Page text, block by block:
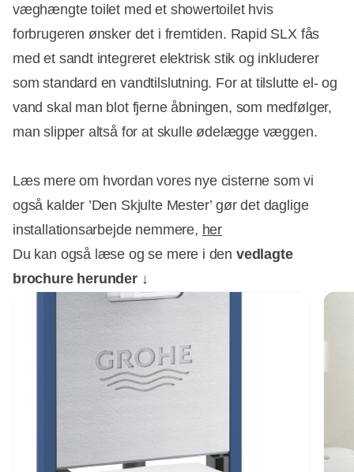
væghængte toilet med et showertoilet hvis
forbrugeren ønsker det i fremtiden. Rapid SLX fås
med et sandt integreret elektrisk stik og inkluderer
som standard en vandtilslutning. For at tilslutte el- og
vand skal man blot fjerne åbningen, som medfølger,
man slipper altså for at skulle ødelægge væggen.
Læs mere om hvordan vores nye cisterne som vi
også kalder ’Den Skjulte Mester’ gør det daglige
installationsarbejde nemmere, her
Du kan også læse og se mere i den vedlagte
brochure herunder ↓